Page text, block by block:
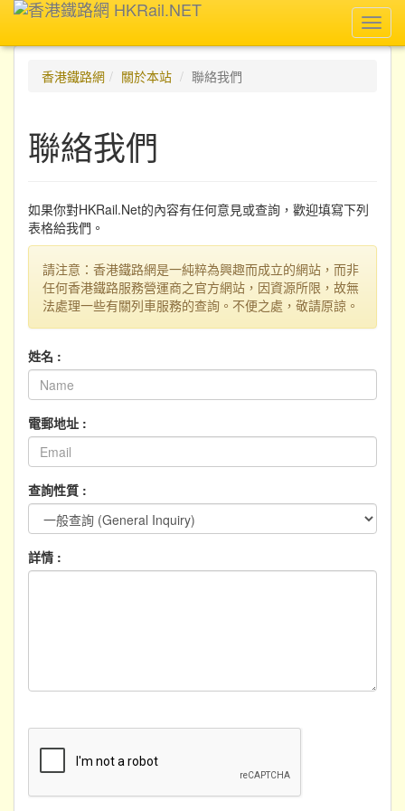
香港鐵路網
關於本站 聯絡我們
聯絡我們
如果你對HKRail.Net的內容有任何意見或查詢，歡迎填寫下列
表格給我們。
請注意：香港鐵路網是一純粹為興趣而成立的網站，而非
任何香港鐵路服務營運商之官方網站，因資源所限，故無
法處理一些有關列車服務的查詢。不便之處，敬請原諒。
姓名 :
電郵地址 :
查詢性質 :
詳情 :